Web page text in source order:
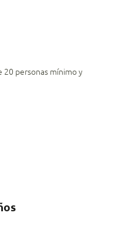
20 personas mínimo y